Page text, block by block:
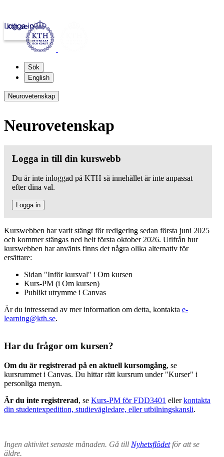
kth.se
Logga in
Sök
English
Neurovetenskap
Neurovetenskap
Logga in till din kurswebb
Du är inte inloggad på KTH så innehållet är inte anpassat
efter dina val.
Logga in
Kurswebben har varit stängt för redigering sedan första juni 2025
och kommer stängas ned helt första oktober 2026. Utifrån hur
kurswebben har använts finns det några olika alternativ för
ersättare:
Sidan "Inför kursval" i Om kursen
Kurs-PM (i Om kursen)
Publikt utrymme i Canvas
Är du intresserad av mer information om detta, kontakta e-
learning@kth.se.
Har du frågor om kursen?
Om du är registrerad på en aktuell kursomgång, se
kursrummet i Canvas. Du hittar rätt kursrum under "Kurser" i
personliga menyn.
Är du inte registrerad, se Kurs-PM för FDD3401 ellerkontakta
din studentexpedition, studievägledare, eller utbilningskansli.
Ingen aktivitet senaste månaden. Gå till Nyhetsflödetför att se
äldre.